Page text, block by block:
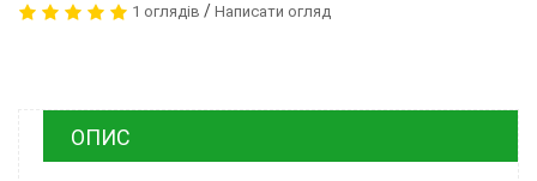
1 оглядів / Написати огляд
ОПИС